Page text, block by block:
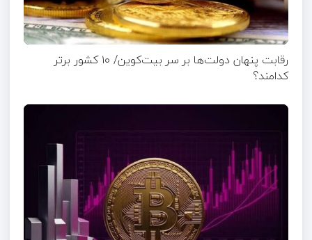
رقابت پنهان دولت‌ها بر سر بیت‌کوین/ ۱۰ کشور برتر
کدامند؟